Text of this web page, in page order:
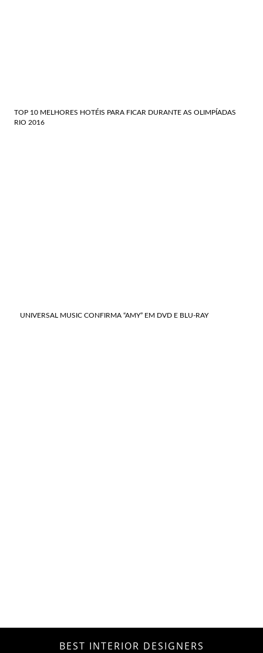
TOP 10 MELHORES HOTÉIS PARA FICAR DURANTE AS OLIMPÍADAS
RIO 2016
UNIVERSAL MUSIC CONFIRMA “AMY” EM DVD E BLU-RAY
BEST INTERIOR DESIGNERS